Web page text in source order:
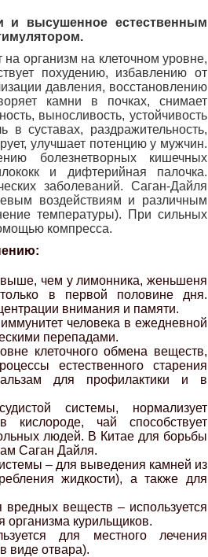
и высушенное естественным
организм на клеточном уровне,
похудению, избавлению от
давления, восстановлению
камни в почках, снимает
выносливость, устойчивость
суставах, раздражительность,
улучшает потенцию у мужчин.
болезнетворных кишечных
и дифтерийная палочка.
заболеваний. Саган-Дайля
воздействиям и различным
температуры). При сильных
компресса.
чем у лимонника, женьшеня
в первой половине дня.
внимания и памяти.
человека в ежедневной
перепадами.
клеточного обмена веществ,
естественного старения
для профилактики и в
системы, нормализует
кислороде, чай способствует
людей. В Китае для борьбы
Саган Дайля.
– для выведения камней из
жидкости), а также для
веществ – используется
организма курильщиков.
для местного лечения
виде отвара).